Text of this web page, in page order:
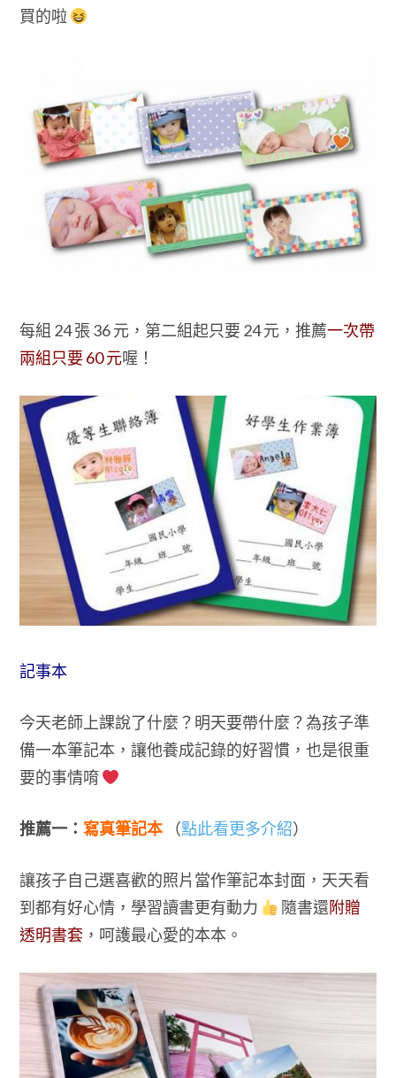
買的啦
每組 24 張 36 元，第二組起只要 24 元，推薦一次帶
兩組只要 60 元喔！
記事本
今天老師上課說了什麼？明天要帶什麼？為孩子準
備一本筆記本，讓他養成記錄的好習慣，也是很重
要的事情唷
推薦一： 寫真筆記本 （點此看更多介紹）
讓孩子自己選喜歡的照片當作筆記本封面，天天看
到都有好心情，學習讀書更有動力
隨書還附贈
透明書套，呵護最心愛的本本。